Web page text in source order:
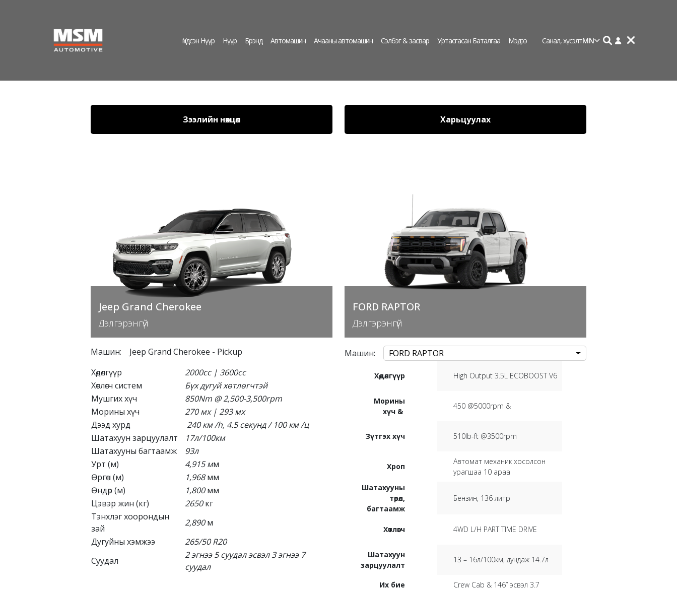
Үндсэн Нүүр Нүүр Брэнд Автомашин Ачааны автомашин Сэлбэг & засвар Уртасгасан Баталгаа Мэдээ Санал, хүсэлтMN
Зээлийн нөхцөл Харьцуулах
Jeep Grand Cherokee
Дэлгэрэнгүй
FORD RAPTOR
Дэлгэрэнгүй
Машин: Jeep Grand Cherokee - Pickup
Хөдөлгүүр
2000cc | 3600cc
Хөтлөгч систем
Бүх дугуй хөтлөгчтэй
Мушгих хүч
850Nm @ 2,500-3,500rpm
Морины хүч
270мх| 293мх
Дээд хурд
240км/h, 4.5секунд/ 100км/ц
Шатахуун зарцуулалт
17л/100км
Шатахууны багтаамж
93л
Урт (м)
4,915мм
Өргөн (м)
1,968мм
Өндөр (м)
1,800мм
Цэвэр жин (кг)
2650кг
Тэнхлэг хоорондын
зай
2,890м
Дугуйны хэмжээ
265/50 R20
Суудал
2эгнээ5суудал эсвэл 3 эгнээ 7
суудал
Машин: FORD RAPTOR
Хөдөлгүүр High Output 3.5L ECOBOOST V6
Морины
хүч &
450 @5000rpm &
Зүтгэх хүч 510lb-ft @3500rpm
Хроп
Автомат механик хосолсон
урагшаа 10 араа
Шатахууны
төрөл,
багтаамж
Бензин, 136 литр
Хөтлөгч 4WD L/H PART TIME DRIVE
Шатахуун
зарцуулалт
13 – 16л/100км, дундаж 14.7л
Их бие
Crew Cab & 146” эсвэл 3.7